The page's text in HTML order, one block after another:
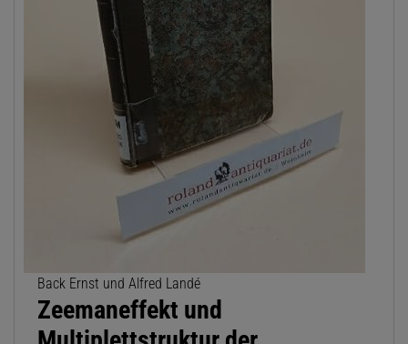
Back Ernst und Alfred Landé
Zeemaneffekt und